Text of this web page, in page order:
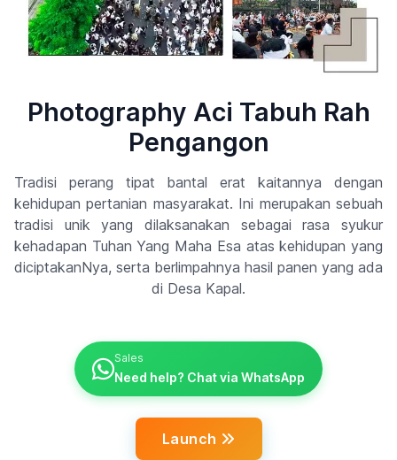
Photography Aci Tabuh Rah
Pengangon
Tradisi perang tipat bantal erat kaitannya dengan
kehidupan pertanian masyarakat. Ini merupakan sebuah
tradisi unik yang dilaksanakan sebagai rasa syukur
kehadapan Tuhan Yang Maha Esa atas kehidupan yang
diciptakanNya, serta berlimpahnya hasil panen yang ada
di Desa Kapal.
Sales
Need help? Chat via WhatsApp
Launch